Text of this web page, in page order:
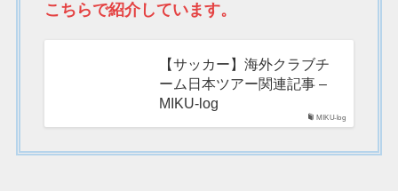
こちらで紹介しています。
MIKU-log
【サッカー】海外クラブチ
ーム日本ツアー関連記事 –
MIKU-log